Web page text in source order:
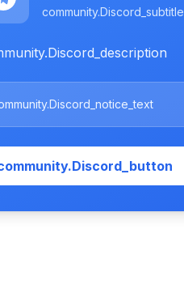
community.Discord_subtitle